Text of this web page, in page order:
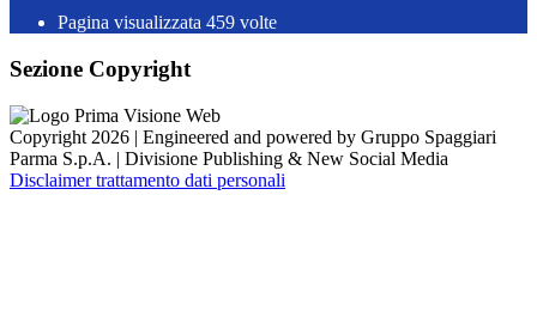
Pagina visualizzata 459 volte
Sezione Copyright
Copyright 2026 | Engineered and powered by Gruppo Spaggiari
Parma S.p.A. | Divisione Publishing & New Social Media
Disclaimer trattamento dati personali